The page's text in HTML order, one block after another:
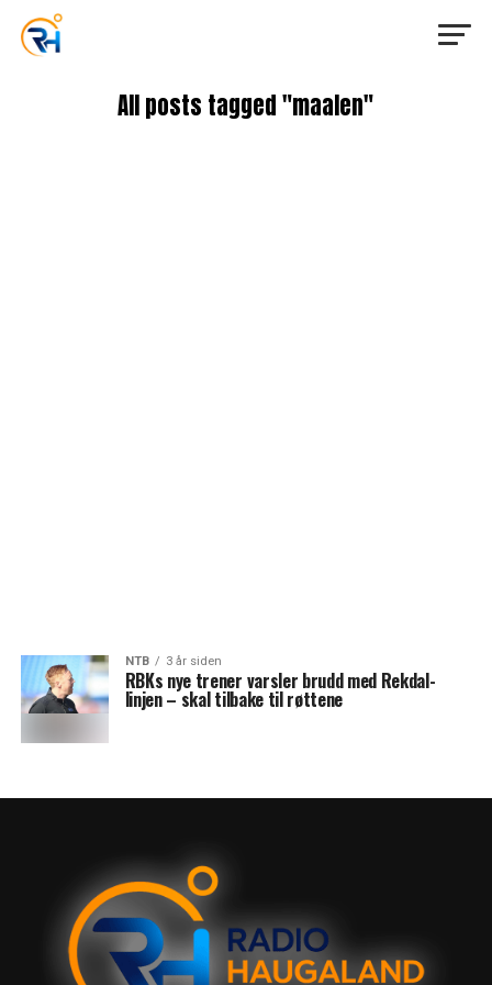
All posts tagged "maalen"
NTB 3 år siden
RBKs nye trener varsler brudd med Rekdal-
linjen – skal tilbake til røttene